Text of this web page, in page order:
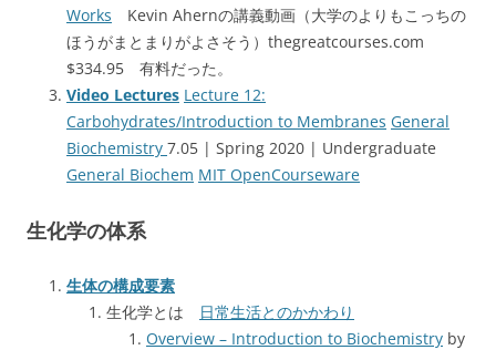
Works Kevin Ahernの講義動画（大学のよりもこっちの
ほうがまとまりがよさそう）thegreatcourses.com
$334.95 有料だった。
Video Lectures Lecture 12:
Carbohydrates/Introduction to Membranes General
Biochemistry 7.05 | Spring 2020 | Undergraduate
General Biochem MIT OpenCourseware
生化学の体系
生体の構成要素
生化学とは
日常生活とのかかわり
Overview – Introduction to Biochemistry by